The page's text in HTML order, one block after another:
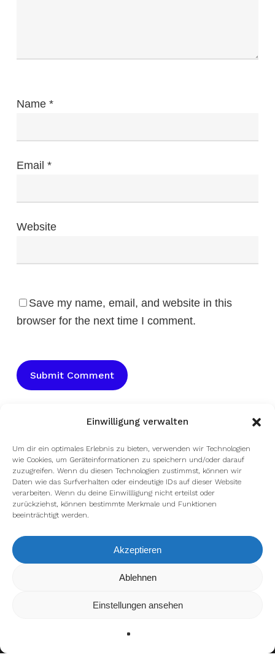
Einwilligung verwalten
Um dir ein optimales Erlebnis zu bieten, verwenden wir Technologien
wie Cookies, um Geräteinformationen zu speichern und/oder darauf
zuzugreifen. Wenn du diesen Technologien zustimmst, können wir
Daten wie das Surfverhalten oder eindeutige IDs auf dieser Website
verarbeiten. Wenn du deine Einwillligung nicht erteilst oder
zurückziehst, können bestimmte Merkmale und Funktionen
beeinträchtigt werden.
Akzeptieren
Ablehnen
Einstellungen ansehen
Name *
Email *
Website
Save my name, email, and website in this
browser for the next time I comment.
Wir verwenden Cookies, um dir die bestmögliche Erfahrung
wir verwenden oder sie ausschalten.